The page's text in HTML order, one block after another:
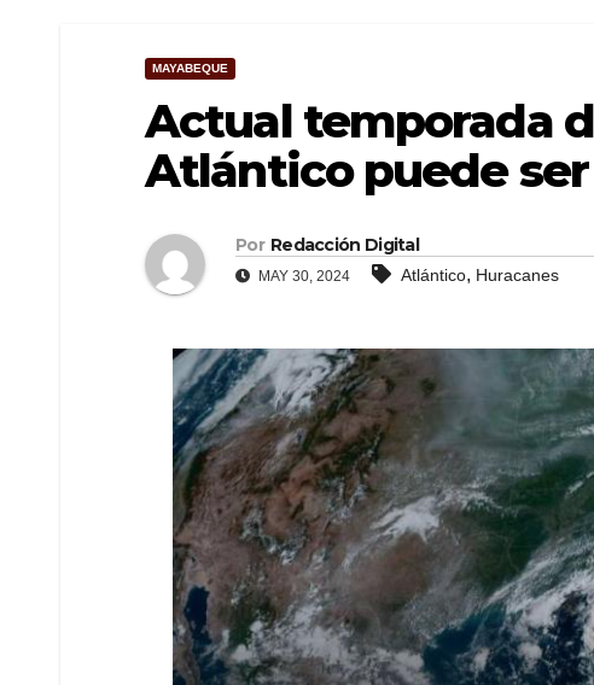
MAYABEQUE
Actual temporada
Atlántico puede
Por Redacción Digital
MAY 30, 2024 Atlántico, Huracanes